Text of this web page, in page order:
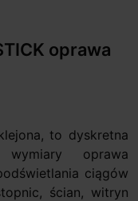
oprawa
to dyskretna
oprawa
ciągów
ścian, witryn